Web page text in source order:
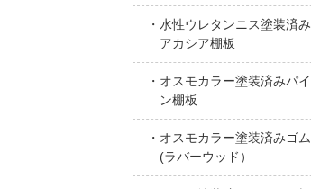
水性ウレタンニス塗装済み
アカシア棚板
オスモカラー塗装済みパイ
ン棚板
オスモカラー塗装済みゴム
(ラバーウッド）